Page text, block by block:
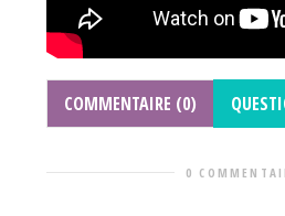
COMMENTAIRE (0)
0